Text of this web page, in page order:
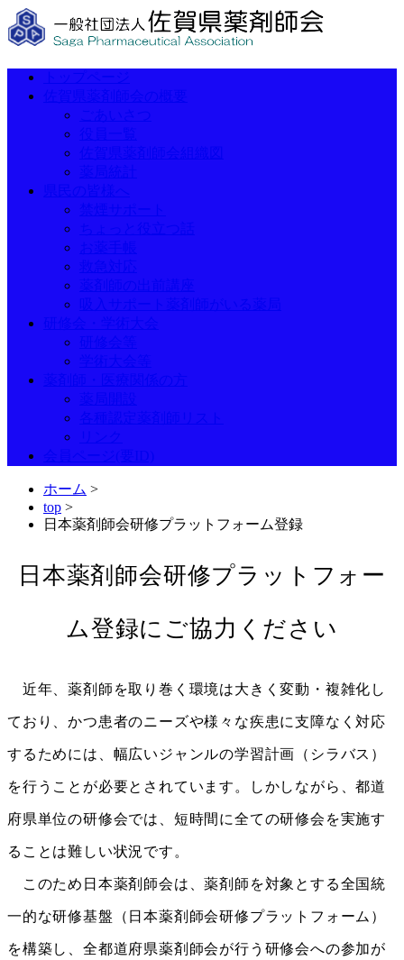
トップページ
佐賀県薬剤師会の概要
ごあいさつ
役員一覧
佐賀県薬剤師会組織図
薬局統計
県民の皆様へ
禁煙サポート
ちょっと役立つ話
お薬手帳
救急対応
薬剤師の出前講座
吸入サポート薬剤師がいる薬局
研修会・学術大会
研修会等
学術大会等
薬剤師・医療関係の方
薬局開設
各種認定薬剤師リスト
リンク
会員ページ(要ID)
ホーム >
top >
日本薬剤師会研修プラットフォーム登録
日本薬剤師会研修プラットフォー
ム登録にご協力ください
近年、薬剤師を取り巻く環境は大きく変動・複雑化し
ており、かつ患者のニーズや様々な疾患に支障なく対応
するためには、幅広いジャンルの学習計画（シラバス）
を行うことが必要とされています。しかしながら、都道
府県単位の研修会では、短時間に全ての研修会を実施す
ることは難しい状況です。
このため日本薬剤師会は、薬剤師を対象とする全国統
一的な研修基盤（日本薬剤師会研修プラットフォーム）
を構築し、全都道府県薬剤師会が行う研修会への参加が